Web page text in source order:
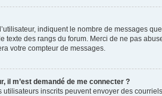
indiquent le nombre de messages
texte des rangs du forum. Merci de ne pas
votre compteur de messages.
il m’est demandé de me connecter ?
inscrits peuvent envoyer des